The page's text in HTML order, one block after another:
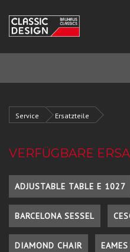
Service Ersatzteile
VERFÜGBARE
ADJUSTABLE TABLE E 1027
BARCELONA SESSEL
DIAMOND CHAIR